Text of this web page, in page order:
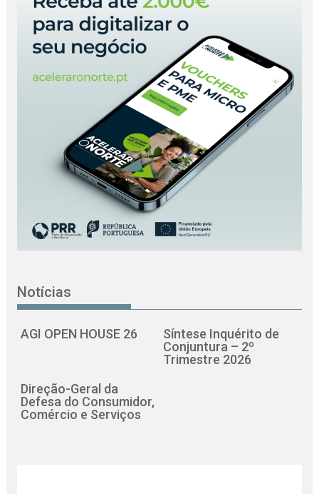
Notícias
AGI OPEN HOUSE 26
Síntese Inquérito de
Conjuntura – 2º
Trimestre 2026
Direção-Geral da
Defesa do Consumidor,
Comércio e Serviços